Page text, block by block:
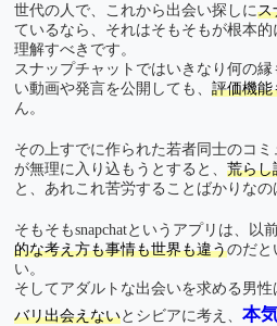
世代の人で、これから出会い探しにス
ているなら、それはそもそもが根本
理解すべきです。
スナップチャットではいきなり何の
い動画や発言を公開しても、 評価機能
ん。
その上すでに作られた若者同士のコ
が無理に入り込もうとすると、 荒らし
と、あれこれ苦労することばかりなの
そもそもsnapchatというアプリは、以
的な考え方も事情も世界も違うのだと
い。
そしてアダルトな出会いを求める男性
バリ出会えないとシビアに考え、 本